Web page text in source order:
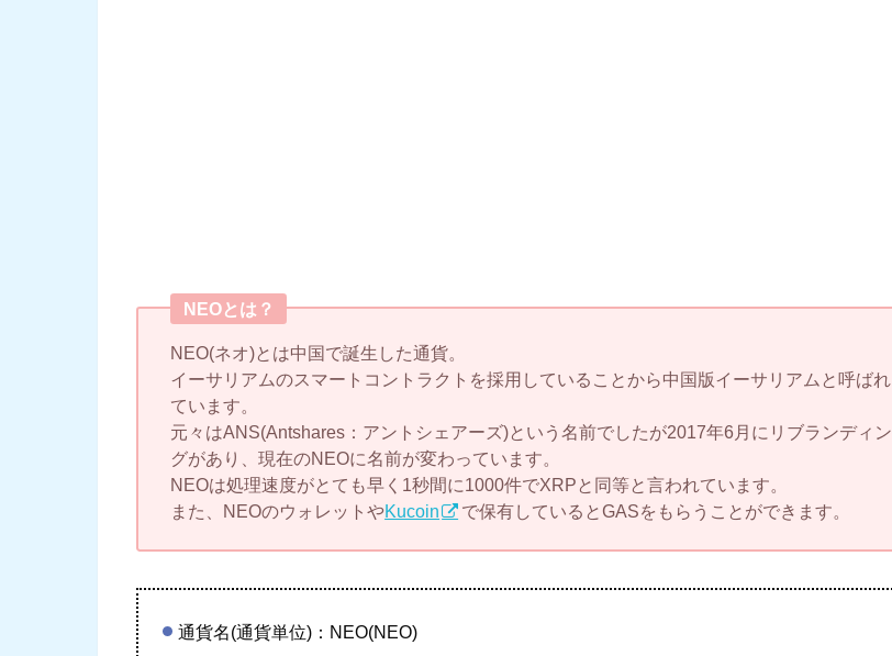
NEOとは？
NEO(ネオ)とは中国で誕生した通貨。
イーサリアムのスマートコントラクトを採用していることから中国版イーサリアムと呼ばれ
ています。
元々はANS(Antshares：アントシェアーズ)という名前でしたが2017年6月にリブランディン
グがあり、現在のNEOに名前が変わっています。
NEOは処理速度がとても早く1秒間に1000件でXRPと同等と言われています。
また、NEOのウォレットやKucoin で保有しているとGASをもらうことができます。
通貨名(通貨単位)：NEO(NEO)